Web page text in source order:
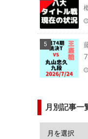
月別記事一